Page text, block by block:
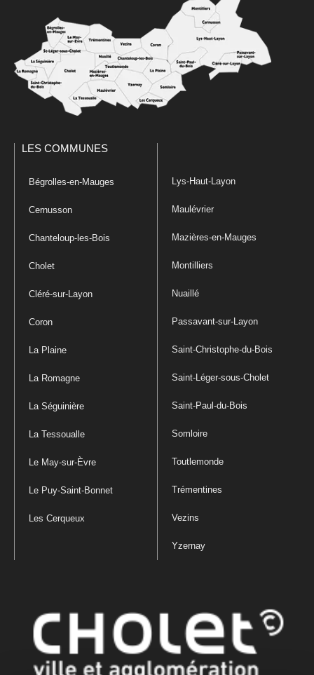
LES COMMUNES
Bégrolles-en-Mauges
Cernusson
Chanteloup-les-Bois
Cholet
Cléré-sur-Layon
Coron
La Plaine
La Romagne
La Séguinière
La Tessoualle
Le May-sur-Èvre
Le Puy-Saint-Bonnet
Les Cerqueux
Lys-Haut-Layon
Maulévrier
Mazières-en-Mauges
Montilliers
Nuaillé
Passavant-sur-Layon
Saint-Christophe-du-Bois
Saint-Léger-sous-Cholet
Saint-Paul-du-Bois
Somloire
Toutlemonde
Trémentines
Vezins
Yzernay